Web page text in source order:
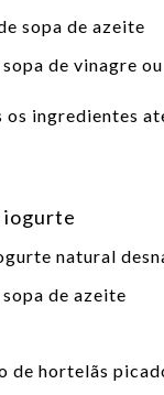
sopa de azeite
de vinagre
ingredientes
iogurte
natural
de azeite
de hortelãs